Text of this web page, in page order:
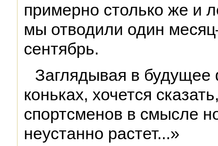
примерно столько же и
мы отводили один
сентябрь.
Заглядывая в будущее
коньках, хочется
спортсменов в смысле
неустанно растет...»